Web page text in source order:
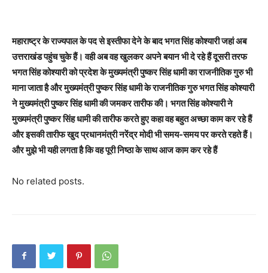
महाराष्ट्र के राज्यपाल के पद से इस्तीफा देने के बाद भगत सिंह कोश्यारी जहां अब
उत्तराखंड पहुंच चुके हैं। वही अब वह खुलकर अपने बयान भी दे रहे हैं दूसरी तरफ
भगत सिंह कोश्यारी को प्रदेश के मुख्यमंत्री पुष्कर सिंह धामी का राजनीतिक गुरु भी
माना जाता है और मुख्यमंत्री पुष्कर सिंह धामी के राजनीतिक गुरु भगत सिंह कोश्यारी
ने मुख्यमंत्री पुष्कर सिंह धामी की जमकर तारीफ की। भगत सिंह कोश्यारी ने
मुख्यमंत्री पुष्कर सिंह धामी की तारीफ करते हुए कहा वह बहुत अच्छा काम कर रहे हैं
और इसकी तारीफ खुद प्रधानमंत्री नरेंद्र मोदी भी समय-समय पर करते रहते हैं।
और मुझे भी यही लगता है कि वह पूरी निष्ठा के साथ आज काम कर रहे हैं
No related posts.